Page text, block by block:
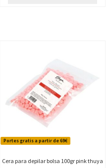
Portes gratis a partir de 69€
Cera para depilar bolsa 100gr pink thuya